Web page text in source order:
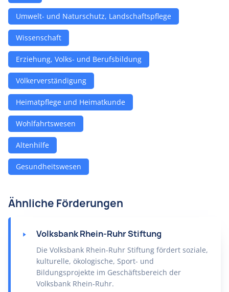
Umwelt- und Naturschutz, Landschaftspflege
Wissenschaft
Erziehung, Volks- und Berufsbildung
Völkerverständigung
Heimatpflege und Heimatkunde
Wohlfahrtswesen
Altenhilfe
Gesundheitswesen
Ähnliche Förderungen
Volksbank Rhein-Ruhr Stiftung
Die Volksbank Rhein-Ruhr Stiftung fördert soziale,
kulturelle, ökologische, Sport- und
Bildungsprojekte im Geschäftsbereich der
Volksbank Rhein-Ruhr.